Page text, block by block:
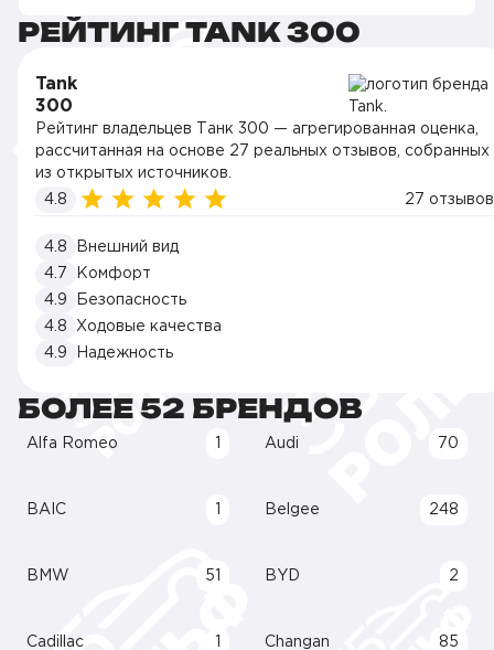
РЕЙТИНГ TANK 300
Tank
300
Рейтинг владельцев Танк 300 — агрегированная оценка,
рассчитанная на основе 27 реальных отзывов, собранных
из открытых источников.
4.8
27 отзывов
4.8
Внешний вид
4.7
Комфорт
4.9
Безопасность
4.8
Ходовые качества
4.9
Надежность
БОЛЕЕ 52 БРЕНДОВ
Alfa Romeo Audi 70
BAIC Belgee 248
BMW 51 BYD 2
Cadillac Changan 85